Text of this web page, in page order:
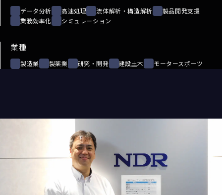
データ分析 高速処理 流体解析・構造解析
製品開発支援
業務効率化
シミュレーション
業種
製造業 製薬業 研究・開発 建設土木
モータースポーツ